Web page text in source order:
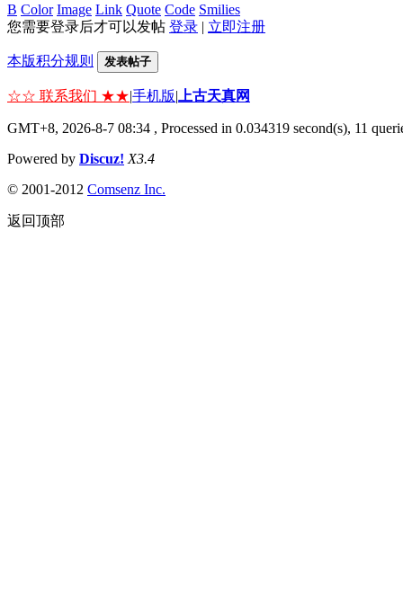
B Color Image Link Quote Code Smilies
您需要登录后才可以发帖 登录 | 立即注册
本版积分规则 发表帖子
☆☆ 联系我们 ★★|手机版| 上古天真网
GMT+8, 2026-8-7 08:34 , Processed in 0.034319 second(s), 11
Powered by Discuz! X3.4
© 2001-2012 Comsenz Inc.
返回顶部